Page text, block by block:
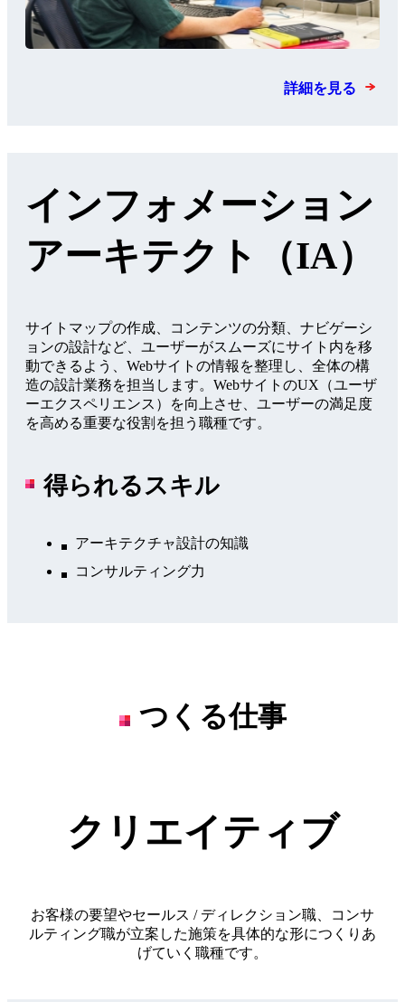
詳細を見る
インフォメーション
アーキテクト（IA）
サイトマップの作成、コンテンツの分類、ナビゲーシ
ョンの設計など、ユーザーがスムーズにサイト内を移
動できるよう、Webサイトの情報を整理し、全体の構
造の設計業務を担当します。WebサイトのUX（ユーザ
ーエクスペリエンス）を向上させ、ユーザーの満足度
を高める重要な役割を担う職種です。
得られるスキル
アーキテクチャ設計の知識
コンサルティング力
つくる仕事
クリエイティブ
お客様の要望やセールス / ディレクション職、コンサ
ルティング職が立案した施策を具体的な形につくりあ
げていく職種です。